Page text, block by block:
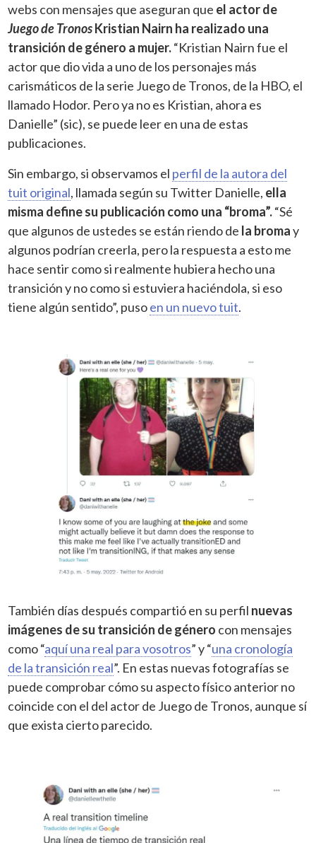
webs con mensajes que aseguran que el actor de
Juego de TronosKristian Nairn ha realizado una
transición de género a mujer.“Kristian Nairn fue el
actor que dio vida a uno de los personajes más
carismáticos de la serie Juego de Tronos, de la HBO, el
llamado Hodor. Pero ya no es Kristian, ahora es
Danielle” (sic), se puede leer en una de estas
publicaciones.
Sin embargo, si observamos el perfil de la autora del
tuit original, llamada según su Twitter Danielle, ella
misma define su publicación como una “broma”.“Sé
que algunos de ustedes se están riendo de la bromay
algunos podrían creerla, pero la respuesta a esto me
hace sentir como si realmente hubiera hecho una
transición y no como si estuviera haciéndola, si eso
tiene algún sentido”, pusoen un nuevo tuit.
También días después compartió en su perfil nuevas
imágenes de su transición de género con mensajes
como “aquí una real para vosotros” y “una cronología
de la transición real”. En estas nuevas fotografías se
puede comprobar cómo su aspecto físico anterior no
coincide con el del actor de Juego de Tronos, aunque sí
que exista cierto parecido.